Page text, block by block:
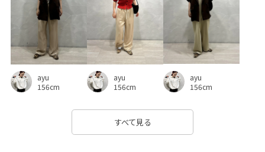
ayu
156cm
ayu
156cm
ayu
156cm
すべて見る